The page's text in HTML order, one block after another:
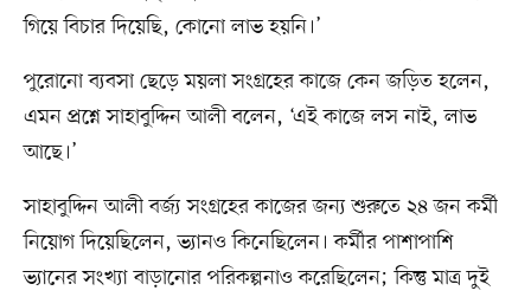
গিয়ে বিচার দিয়েছি, কোনো লাভ হয়নি।’
পুরোনো ব্যবসা ছেড়ে ময়লা সংগ্রহের কাজে কেন জড়িত হলেন,
এমন প্রশ্নে সাহাবুদ্দিন আলী বলেন, ‘এই কাজে লস নাই, লাভ
আছে।’
সাহাবুদ্দিন আলী বর্জ্য সংগ্রহের কাজের জন্য শুরুতে ২৪ জন কর্মী
নিয়োগ দিয়েছিলেন, ভ্যানও কিনেছিলেন। কর্মীর পাশাপাশি
ভ্যানের সংখ্যা বাড়ানোর পরিকল্পনাও করেছিলেন; কিন্তু মাত্র দুই